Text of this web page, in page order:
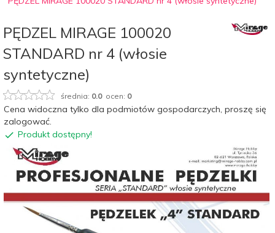
PĘDZEL MIRAGE 100020
STANDARD nr 4 (włosie
syntetyczne)
średnia: 0.0ocen: 0
Cena widoczna tylko dla podmiotów gospodarczych, proszę się
zalogować.
Produkt dostępny!